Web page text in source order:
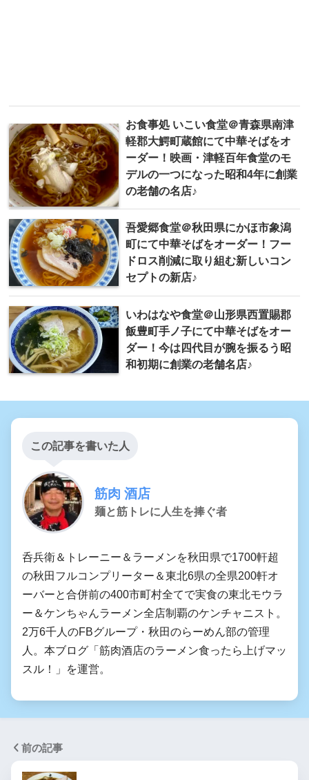
お食事処 いこい食堂＠青森県南津
軽郡大鰐町蔵館にて中華そばをオ
ーダー！映画・津軽百年食堂のモ
デルの一つになった昭和4年に創業
の老舗の名店♪
吾愛郷食堂＠秋田県にかほ市象潟
町にて中華そばをオーダー！フー
ドロス削減に取り組む新しいコン
セプトの新店♪
いわはなや食堂＠山形県西置賜郡
飯豊町手ノ子にて中華そばをオー
ダー！今は四代目が腕を振るう昭
和初期に創業の老舗名店♪
この記事を書いた人
筋肉 酒店
麺と筋トレに人生を捧ぐ者
呑兵衛＆トレーニー＆ラーメンを秋田県で1700軒超
の秋田フルコンプリーター＆東北6県の全県200軒オ
ーバーと合併前の400市町村全てで実食の東北モウラ
ー＆ケンちゃんラーメン全店制覇のケンチャニスト。
2万6千人のFBグループ・秋田のらーめん部の管理
人。本ブログ「筋肉酒店のラーメン食ったら上げマッ
スル！」を運営。
前の記事